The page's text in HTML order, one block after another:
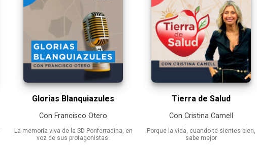
Glorias Blanquiazules
Con Francisco Otero
La memoria viva de la SD Ponferradina, en
voz de sus protagonistas.
Tierra de Salud
Con Cristina Camell
Porque la vida, cuando te sientes bien,
sabe mejor